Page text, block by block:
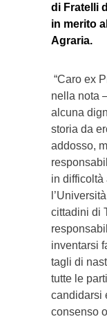
di Fratelli
in merito
Agraria.
“Caro ex
nella nota
alcuna
storia da
addosso,
in difficoltà
cittadini di
inventarsi
tagli di
tutte le
candidarsi
consenso